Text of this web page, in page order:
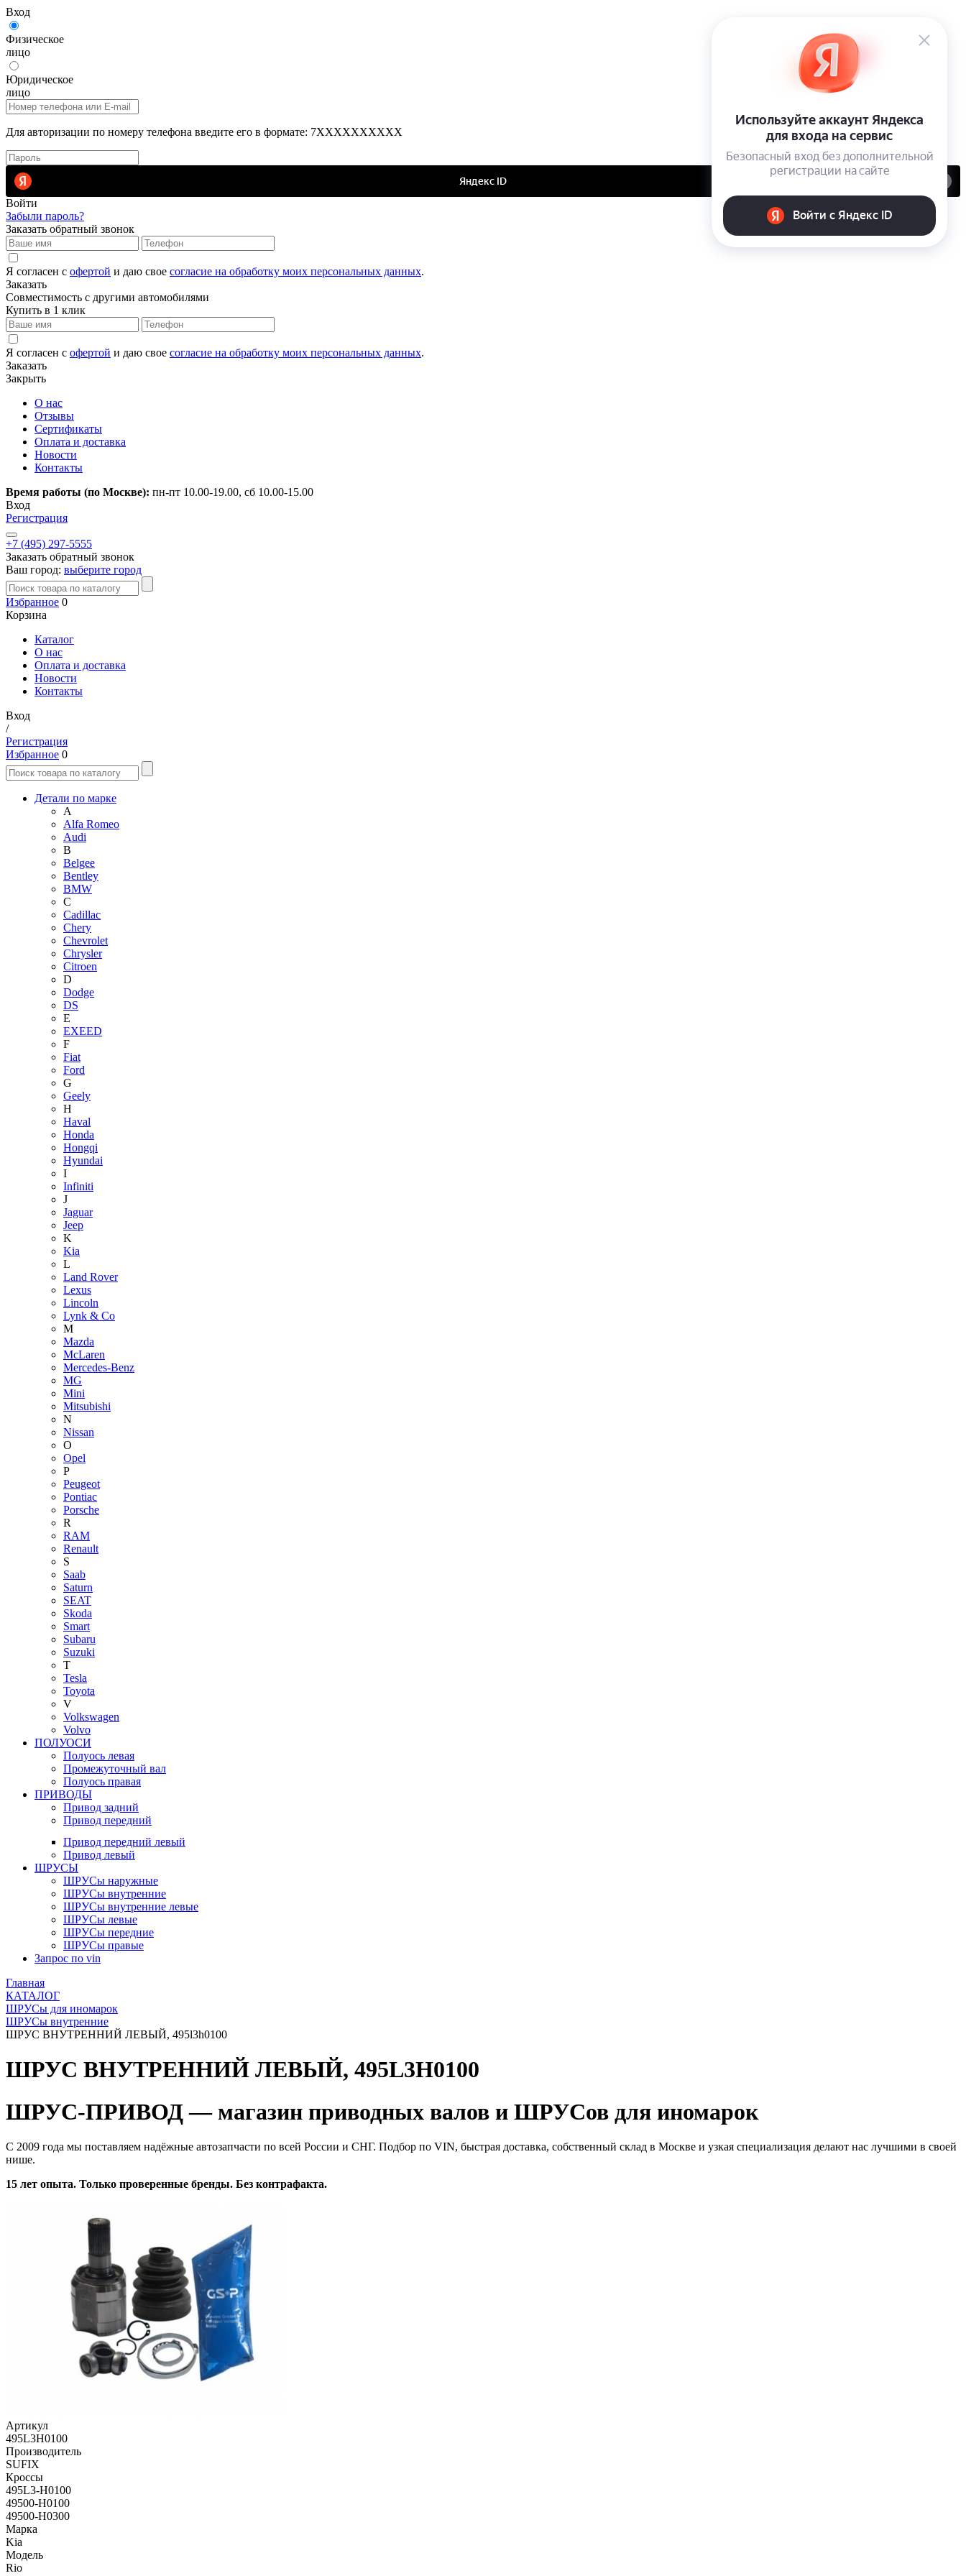
Вход
Физическое
лицо
Юридическое
лицо
Для авторизации по номеру телефона введите его в формате: 7XXXXXXXXXX
Войти
Забыли пароль?
Заказать обратный звонок
Я согласен с офертой и даю свое согласие на обработку моих персональных данных.
Заказать
Совместимость с другими автомобилями
Купить в 1 клик
Я согласен с офертой и даю свое согласие на обработку моих персональных данных.
Заказать
Закрыть
О нас
Отзывы
Сертификаты
Оплата и доставка
Новости
Контакты
Время работы (по Москве): пн-пт 10.00-19.00, сб 10.00-15.00
Вход
Регистрация
+7 (495) 297-5555
Заказать обратный звонок
Ваш город: выберите город
Избранное 0
Корзина
Каталог
О нас
Оплата и доставка
Новости
Контакты
Вход
/
Регистрация
Избранное 0
Детали по марке
A
Alfa Romeo
Audi
B
Belgee
Bentley
BMW
C
Cadillac
Chery
Chevrolet
Chrysler
Citroen
D
Dodge
DS
E
EXEED
F
Fiat
Ford
G
Geely
H
Haval
Honda
Hongqi
Hyundai
I
Infiniti
J
Jaguar
Jeep
K
Kia
L
Land Rover
Lexus
Lincoln
Lynk & Co
M
Mazda
McLaren
Mercedes-Benz
MG
Mini
Mitsubishi
N
Nissan
O
Opel
P
Peugeot
Pontiac
Porsche
R
RAM
Renault
S
Saab
Saturn
SEAT
Skoda
Smart
Subaru
Suzuki
T
Tesla
Toyota
V
Volkswagen
Volvo
ПОЛУОСИ
Полуось левая
Промежуточный вал
Полуось правая
ПРИВОДЫ
Привод задний
Привод передний
Привод передний левый
Привод левый
ШРУСЫ
ШРУСы наружные
ШРУСы внутренние
ШРУСы внутренние левые
ШРУСы левые
ШРУСы передние
ШРУСы правые
Запрос по vin
Главная
КАТАЛОГ
ШРУСы для иномарок
ШРУСы внутренние
ШРУС ВНУТРЕННИЙ ЛЕВЫЙ, 495l3h0100
ШРУС ВНУТРЕННИЙ ЛЕВЫЙ, 495L3H0100
ШРУС-ПРИВОД — магазин приводных валов и ШРУСов для иномарок
С 2009 года мы поставляем надёжные автозапчасти по всей России и СНГ. Подбор по VIN, быстрая доставка, собственный склад в Москве и узкая специализация делают нас лучшими в своей
нише.
15 лет опыта. Только проверенные бренды. Без контрафакта.
Артикул
495L3H0100
Производитель
SUFIX
Кроссы
495L3-H0100
49500-H0100
49500-H0300
Марка
Kia
Модель
Rio